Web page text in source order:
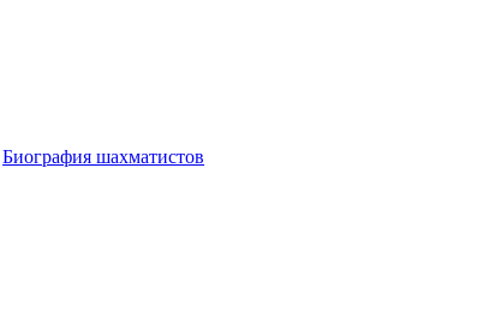
Биография шахматистов